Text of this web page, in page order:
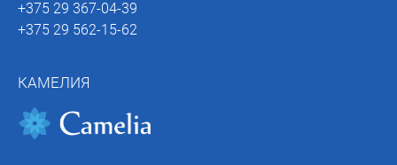
+375 29 367-04-39
+375 29 562-15-62
КАМЕЛИЯ